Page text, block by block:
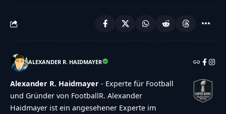
ALEXANDER R. HAIDMAYER
Alexander R. Haidmayer - Experte für Football
und Gründer von FootballR. Alexander
Haidmayer ist ein angesehener Experte im